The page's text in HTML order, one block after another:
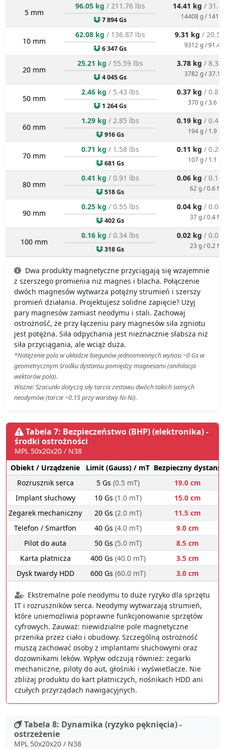
5 mm
96.05 kg / 211.76 lbs
7 894 Gs
14.41 kg /
14408 g /
10 mm
62.08 kg / 136.87 lbs
6 347 Gs
9.31 kg /
9312 g / 91.4
20 mm
25.21 kg / 55.59 lbs
4 045 Gs
3.78 kg / 8.34
3782 g / 37.1
50 mm
2.46 kg / 5.43 lbs
1 264 Gs
0.37 kg / 0.81
370 g / 3.6 N
60 mm
1.29 kg / 2.85 lbs
916 Gs
0.19 kg / 0.43
194 g / 1.9 N
70 mm
0.71 kg / 1.58 lbs
681 Gs
0.11 kg / 0.24
107 g / 1.1 N
80 mm
0.41 kg / 0.91 lbs
518 Gs
0.06 kg / 0.14
62 g / 0.6 N
90 mm
0.25 kg / 0.55 lbs
402 Gs
0.04 kg / 0.08
37 g / 0.4 N
100 mm
0.16 kg / 0.34 lbs
318 Gs
0.02 kg / 0.05
23 g / 0.2 N
Dwa produkty magnetyczne przyciągają się wzajemnie
z szerszego promienia niż magnes i blacha. Połączenie
dwóch magnesów wytwarza potężny strumień i szerszy
promień działania. Projektujesz solidne zapięcie? Użyj
pary magnesów zamiast neodymu i stali. Zachowaj
ostrożność, że przy łączeniu pary magnesów siła zgniotu
jest potężna. Siła odpychania jest nieznacznie słabsza niż
siła przyciągania, ale wciąż duża.
*Natężenie pola w układzie biegunów jednoimiennych wynosi ~0 Gs w
geometrycznym środku dystansu pomiędzy magnesami (anihilacja
wektorów pola).
Ważne: Szacunki dotyczą siły tarcia zestawu dwóch takich samych
neodymów (tarcie ~0.15 przy warstwy Ni-Ni).
Tabela 7: Bezpieczeństwo (BHP) (elektronika) -
środki ostrożności
MPL 50x20x20 / N38
Obiekt / Urządzenie
Limit (Gauss) / mT Bezpieczny dystans
Rozrusznik serca
5 Gs (0.5 mT)
19.0 cm
Implant słuchowy
10 Gs (1.0 mT)
15.0 cm
Zegarek mechaniczny
20 Gs (2.0 mT)
11.5 cm
Telefon / Smartfon
40 Gs (4.0 mT)
9.0 cm
Pilot do auta
50 Gs (5.0 mT)
8.5 cm
Karta płatnicza
400 Gs (40.0 mT)
3.5 cm
Dysk twardy HDD
600 Gs (60.0 mT) 3.0 cm
Ekstremalne pole neodymu to duże ryzyko dla sprzętu
IT i rozruszników serca. Neodymy wytwarzają strumień,
które uniemożliwia poprawne funkcjonowanie sprzętów
cyfrowych. Zauważ: niewidzialne pole magnetyczne
przenika przez ciało i obudowy. Szczególną ostrożność
muszą zachować osoby z implantami słuchowymi oraz
dozownikami leków. Wpływ odczują również: zegarki
mechaniczne, piloty do aut, głośniki i wyświetlacze. Nie
zbliżaj produktu do kart płatniczych, nośnikach HDD ani
czułych przyrządach nawigacyjnych.
Tabela 8: Dynamika (ryzyko pęknięcia) -
ostrzeżenie
MPL 50x20x20 / N38